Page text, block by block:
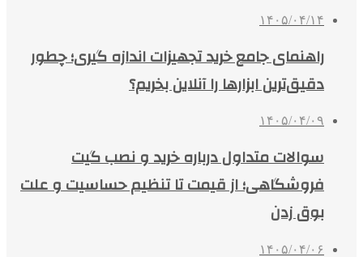
۱۴۰۵/۰۴/۱۴
راهنمای جامع خرید تجهیزات اندازه گیری؛ چطور
دقیق‌ترین ابزارها را آنلاین بخریم؟
۱۴۰۵/۰۴/۰۹
سوالات متداول درباره خرید و نصب گیت
فروشگاهی؛ از قیمت تا تنظیم حساسیت و علت
بوق زدن
۱۴۰۵/۰۴/۰۶